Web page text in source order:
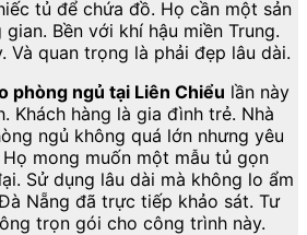
tủ để chứa đồ. Họ cần một sản
Bền với khí hậu miền Trung.
Và quan trọng là phải đẹp lâu dài.
phòng ngủ tại Liên Chiểu lần này
Khách hàng là gia đình trẻ. Nhà
ngủ không quá lớn nhưng yêu
mong muốn một mẫu tủ gọn
Sử dụng lâu dài mà không lo ẩm
Nẵng đã trực tiếp khảo sát. Tư
trọn gói cho công trình này.